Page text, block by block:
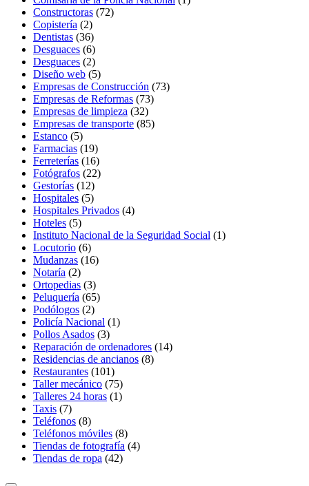
Constructoras (72)
Copistería (2)
Dentistas (36)
Desguaces (6)
Desguaces (2)
Diseño web (5)
Empresas de Construcción (73)
Empresas de Reformas (73)
Empresas de limpieza (32)
Empresas de transporte (85)
Estanco (5)
Farmacias (19)
Ferreterías (16)
Fotógrafos (22)
Gestorías (12)
Hospitales (5)
Hospitales Privados (4)
Hoteles (5)
Instituto Nacional de la Seguridad Social (1)
Locutorio (6)
Mudanzas (16)
Notaría (2)
Ortopedias (3)
Peluquería (65)
Podólogos (2)
Policía Nacional (1)
Pollos Asados (3)
Reparación de ordenadores (14)
Residencias de ancianos (8)
Restaurantes (101)
Taller mecánico (75)
Talleres 24 horas (1)
Taxis (7)
Teléfonos (8)
Teléfonos móviles (8)
Tiendas de fotografía (4)
Tiendas de ropa (42)